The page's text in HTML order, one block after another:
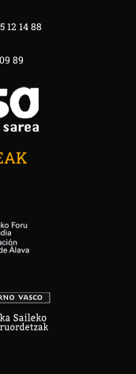
12 14 88
89